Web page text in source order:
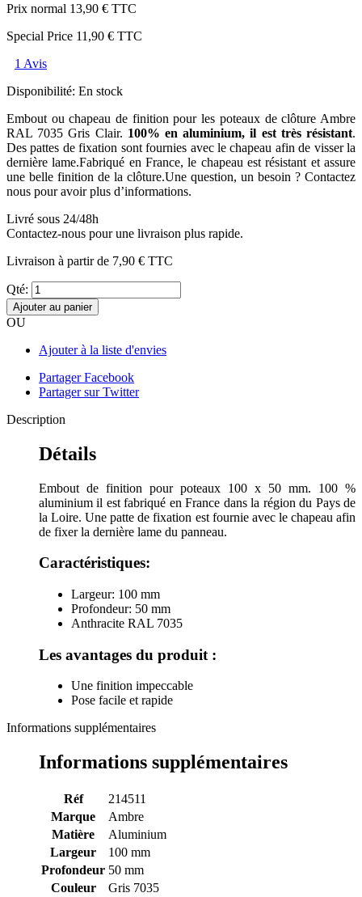
Prix normal 13,90 € TTC
Special Price 11,90 € TTC
1 Avis
Disponibilité: En stock
Embout ou chapeau de finition pour les poteaux de clôture Ambre
RAL 7035 Gris Clair. 100% en aluminium, il est très résistant.
Des pattes de fixation sont fournies avec le chapeau afin de visser la
dernière lame.Fabriqué en France, le chapeau est résistant et assure
une belle finition de la clôture.Une question, un besoin ? Contactez
nous pour avoir plus d’informations.
Livré sous 24/48h
Contactez-nous pour une livraison plus rapide.
Livraison à partir de 7,90 € TTC
Qté:
Ajouter au panier
OU
Ajouter à la liste d'envies
Partager Facebook
Partager sur Twitter
Description
Détails
Embout de finition pour poteaux 100 x 50 mm. 100 %
aluminium il est fabriqué en France dans la région du Pays de
la Loire. Une patte de fixation est fournie avec le chapeau afin
de fixer la dernière lame du panneau.
Caractéristiques:
Largeur: 100 mm
Profondeur: 50 mm
Anthracite RAL 7035
Les avantages du produit :
Une finition impeccable
Pose facile et rapide
Informations supplémentaires
Informations supplémentaires
Réf
214511
Marque
Ambre
Matière
Aluminium
Largeur
100 mm
Profondeur 50 mm
Couleur
Gris 7035